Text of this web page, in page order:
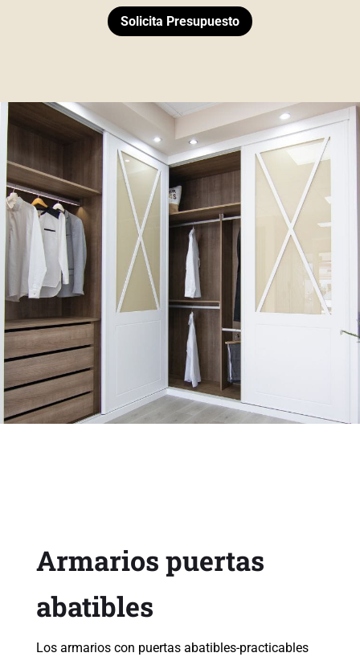
Solicita Presupuesto
Armarios puertas
abatibles
Los armarios con puertas abatibles-practicables